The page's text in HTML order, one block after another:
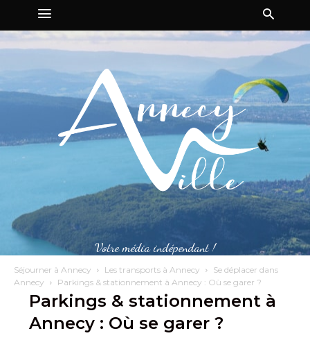
Votre média indépendant !
Séjourner à Annecy Les transports à Annecy
Se déplacer dans
Annecy
Parkings & stationnement à Annecy : Où se garer ?
Parkings & stationnement à
Annecy : Où se garer ?